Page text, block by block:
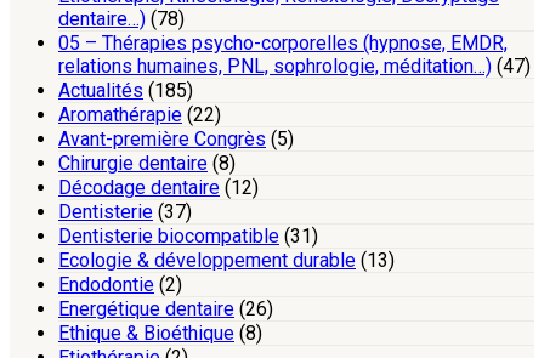
dentaire…) (78)
05 – Thérapies psycho-corporelles (hypnose, EMDR,
relations humaines, PNL, sophrologie, méditation…) (47)
Actualités (185)
Aromathérapie (22)
Avant-première Congrès (5)
Chirurgie dentaire (8)
Décodage dentaire (12)
Dentisterie (37)
Dentisterie biocompatible (31)
Ecologie & développement durable (13)
Endodontie (2)
Energétique dentaire (26)
Ethique & Bioéthique (8)